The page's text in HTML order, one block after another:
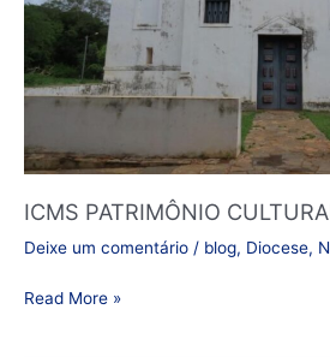
ICMS PATRIMÔNIO
Deixe um comentário / blog, Diocese,
Read More »